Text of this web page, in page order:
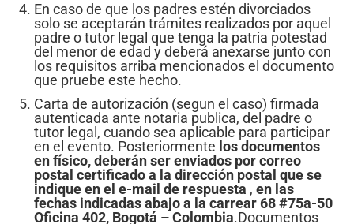
En caso de que los padres estén divorciados
solo se aceptarán trámites realizados por aquel
padre o tutor legal que tenga la patria potestad
del menor de edad y deberá anexarse junto con
los requisitos arriba mencionados el documento
que pruebe este hecho.
Carta de autorización (segun el caso) firmada
autenticada ante notaria publica, del padre o
tutor legal, cuando sea aplicable para participar
en el evento. Posteriormente los documentos
en físico, deberán ser enviados por correo
postal certificado a la dirección postal que se
indique en el e-mail de respuesta , en las
fechas indicadas abajo a la carrear 68 #75a-50
Oficina 402, Bogotá – Colombia.Documentos